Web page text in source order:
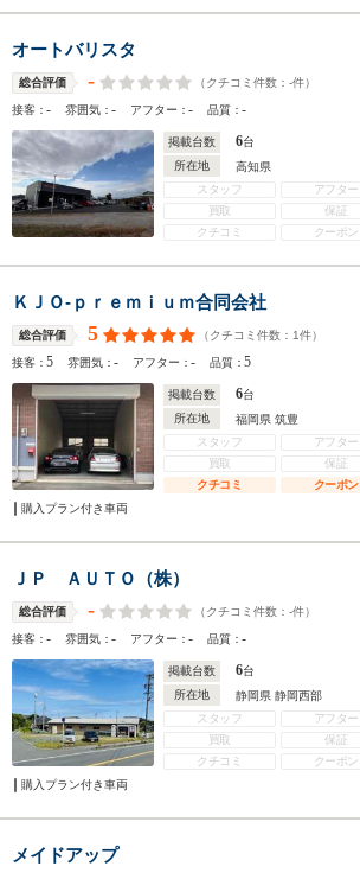
オートバリスタ
総合評価 - （クチコミ件数： -件）
接客：- 雰囲気：- アフター：- 品質：-
掲載台数 6台
所在地
高知県
スタッフ
アフター
買取
保証
クチコミ
クーポン
ＫＪＯ‐ｐｒｅｍｉｕｍ合同会社
総合評価 5 （クチコミ件数： 1件）
接客：5 雰囲気：- アフター：- 品質：5
掲載台数 6台
所在地
福岡県 筑豊
スタッフ
アフター
買取
保証
クチコミ
クーポン
購入プラン付き車両
ＪＰ ＡＵＴＯ（株）
総合評価 - （クチコミ件数： -件）
接客：- 雰囲気：- アフター：- 品質：-
掲載台数 6台
所在地
静岡県 静岡西部
スタッフ
アフター
買取
保証
クチコミ
クーポン
購入プラン付き車両
メイドアップ